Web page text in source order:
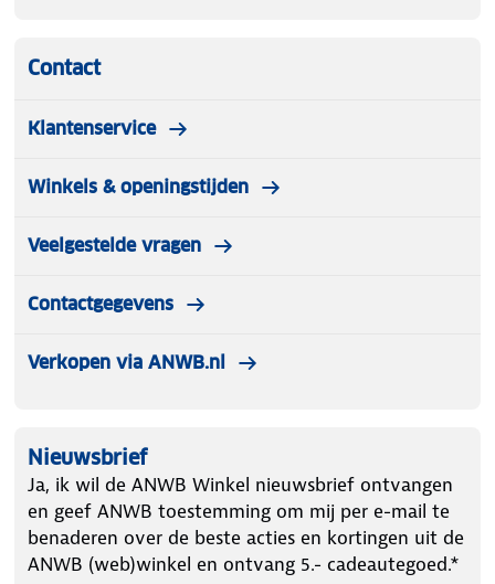
Contact
Klantenservice
Winkels & openingstijden
Veelgestelde vragen
Contactgegevens
Verkopen via ANWB.nl
Nieuwsbrief
Ja, ik wil de ANWB Winkel nieuwsbrief ontvangen
en geef ANWB toestemming om mij per e-mail te
benaderen over de beste acties en kortingen uit de
ANWB (web)winkel en ontvang 5.- cadeautegoed.*